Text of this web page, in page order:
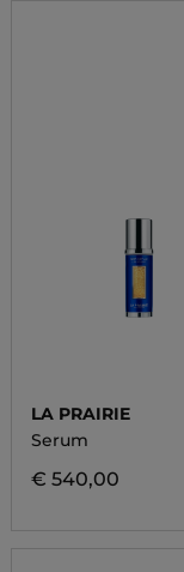
LA PRAIRIE
Serum
€ 540,00